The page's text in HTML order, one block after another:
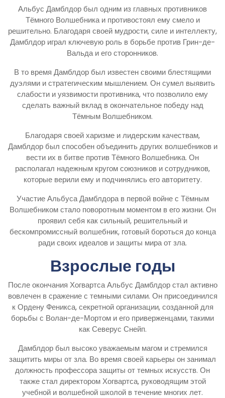
Альбус Дамблдор был одним из главных противников
Тёмного Волшебника и противостоял ему смело и
решительно. Благодаря своей мудрости, силе и интеллекту,
Дамблдор играл ключевую роль в борьбе против Грин-де-
Вальда и его сторонников.
В то время Дамблдор был известен своими блестящими
дуэлями и стратегическим мышлением. Он сумел выявить
слабости и уязвимости противника, что позволило ему
сделать важный вклад в окончательное победу над
Тёмным Волшебником.
Благодаря своей харизме и лидерским качествам,
Дамблдор был способен объединить других волшебников и
вести их в битве против Тёмного Волшебника. Он
располагал надежным кругом союзников и сотрудников,
которые верили ему и подчинялись его авторитету.
Участие Альбуса Дамблдора в первой войне с Тёмным
Волшебником стало поворотным моментом в его жизни. Он
проявил себя как сильный, решительный и
бескомпромиссный волшебник, готовый бороться до конца
ради своих идеалов и защиты мира от зла.
Взрослые годы
После окончания Хогвартса Альбус Дамблдор стал активно
вовлечен в сражение с темными силами. Он присоединился
к Ордену Феникса, секретной организации, созданной для
борьбы с Волан-де-Мортом и его приверженцами, такими
как Северус Снейп.
Дамблдор был высоко уважаемым магом и стремился
защитить миры от зла. Во время своей карьеры он занимал
должность профессора защиты от темных искусств. Он
также стал директором Хогвартса, руководящим этой
учебной и волшебной школой в течение многих лет.